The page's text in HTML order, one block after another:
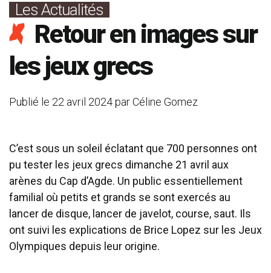
Les Actualités
Retour en images sur
les jeux grecs
Publié le 22 avril 2024parCéline Gomez
C’est sous un soleil éclatant que 700 personnes ont
pu tester les jeux grecs dimanche 21 avril aux
arènes du Cap d’Agde. Un public essentiellement
familial où petits et grands se sont exercés au
lancer de disque, lancer de javelot, course, saut. Ils
ont suivi les explications de Brice Lopez sur les Jeux
Olympiques depuis leur origine.